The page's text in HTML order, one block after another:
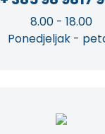
8.00 - 18.00
Ponedjeljak -